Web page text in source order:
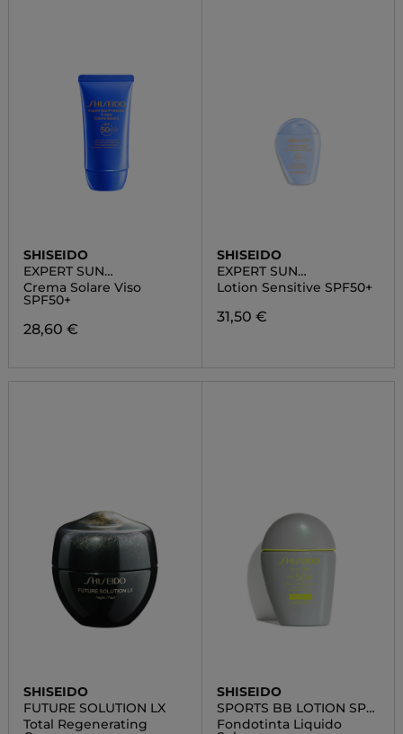
SHISEIDO
EXPERT SUN
PROTECTOR
Crema Solare Viso
SPF50+
28,60 €
SHISEIDO
EXPERT SUN
PROTECTOR
Lotion Sensitive SPF50+
31,50 €
SHISEIDO
FUTURE SOLUTION LX
Total Regenerating
SHISEIDO
SPORTS BB LOTION SPF
50+
Fondotinta Liquido